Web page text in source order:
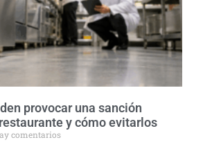
provocar una sanción
y cómo evitarlos
comentarios